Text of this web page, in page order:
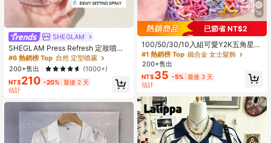
SHEGLAM
SHEGLAM Press Refresh 定妝噴霧
品牌美妝化妝品 適合女士與女孩
#6 熱銷榜 Top 自然 定型噴霧
200+售出
(1000+)
NT$210 -20% 最後 2 天
估計
16
已節省 NT$2
100/50/30/10入組可愛Y2K五角星B
B髮夾，彩色髮夾，基礎髮飾，適合
女孩，日常上學、派對、運動、美學
風格
#1 熱銷榜 Top 鐵合金 女士髮飾
200+售出
NT$35 -5% 最後 3 天
估計